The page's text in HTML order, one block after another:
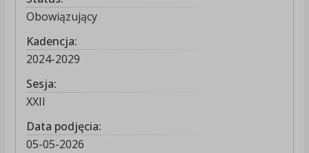
Obowiązujący
Kadencja:
2024-2029
Sesja:
XXII
Data podjęcia:
05-05-2026